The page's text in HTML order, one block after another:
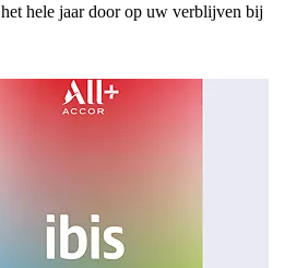
het hele jaar door op uw verblijven bij